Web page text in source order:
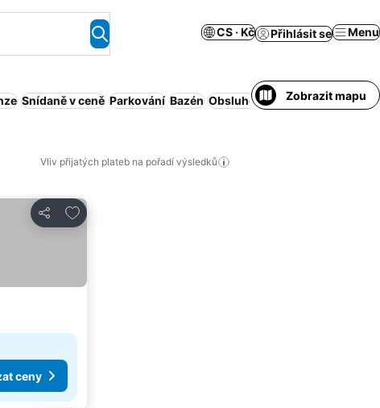
CS · Kč Přihlásit se Menu
Snídaně v ceně Parkování Bazén Obsluhovaný apartmán
Zobrazit mapu
Vliv přijatých plateb na pořadí výsledků
Sdílet
Přidat na seznam oblíbených hotelů
ceny